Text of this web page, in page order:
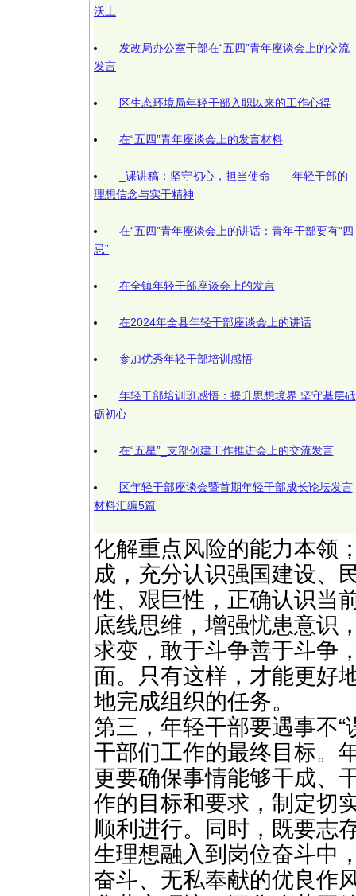
沃土
发改局办公室干部在“五四”青年座谈会上的交流
发言
区生态环境局年轻干部入职以来的工作心得
在“五四”青年座谈会上的发言材料
_课讲稿：坚守初心，担当使命——年轻干部的
理想信念与实干精神
在“五四”青年座谈会上的讲话：青年干部要有“四
忌”
在全镇年轻干部座谈会上的发言
在2024年全县年轻干部座谈会上的讲话
参加优秀年轻干部培训感悟
年轻干部培训班感悟：提升思想境界 坚守基层砥
砺初心
在“五星”_支部创建工作推进会上的交流发言
区年轻干部座谈会暨首期年轻干部成长论坛发言
材料汇编5篇
化解重点风险的能力本领
成，充分认识强国建设、
性、艰巨性，正确认识当
底线思维，增强忧患意识
求变，敢于斗争善于斗争
面。只有这样，才能更好
地完成组织的任务。
第三，年轻干部要遇事不
干部们工作的最终目标。
更要确保事情能够干成、
作的目标和要求，制定切
顺利进行。同时，既要志
生理想融入到岗位奋斗中
奋斗、无私奉献的优良作